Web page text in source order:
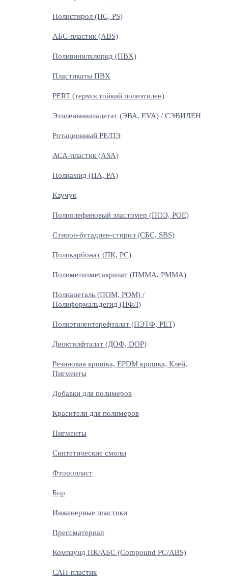
Полистирол (ПС, PS)
АБС-пластик (ABS)
Поливинилхлорид (ПВХ)
Пластикаты ПВХ
PERT (термостойкий полиэтилен)
Этиленвинилацетат (ЭВА, EVA) / СЭВИЛЕН
Ротационный PE/ПЭ
АСА-пластик (ASA)
Полиамид (ПА, PA)
Каучук
Полиолефиновый эластомер (ПОЭ, POE)
Стирол-бутадиен-стирол (СБС, SBS)
Поликарбонат (ПК, PC)
Полиметилметакрилат (ПММА, PMMA)
Полиацеталь (ПОМ, POM) /
Полиформальдегид (ПФЛ)
Полиэтилентерефталат (ПЭТФ, PET)
Диоктилфталат (ДОФ, DOP)
Резиновая крошка, EPDM крошка, Клей,
Пигменты
Добавки для полимеров
Красители для полимеров
Пигменты
Синтетические смолы
Фторопласт
Бор
Инженерные пластики
Прессматериал
Компаунд ПК/АБС (Compound PC/ABS)
САН-пластик